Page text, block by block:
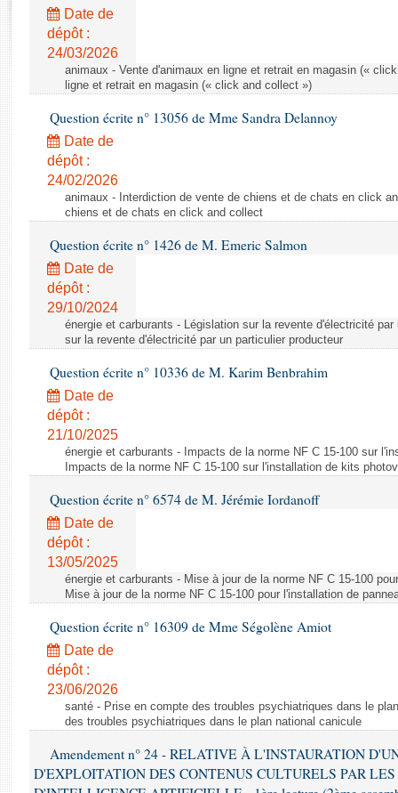
Rapports législatifs
Rapports sur l'application des lois
Baromètre de l’application des lois
Dossiers législatifs
Budget et sécurité sociale
Questions écrites et orales
Comptes rendus des débats
Date de
dépôt :
24/03/2026
animaux - Vente d'animaux en ligne et retrait en magasin («
ligne et retrait en magasin (« click and collect »)
Question écrite n° 13056 de Mme Sandra Delannoy
Date de
dépôt :
24/02/2026
animaux - Interdiction de vente de chiens et de chats en click
chiens et de chats en click and collect
Question écrite n° 1426 de M. Emeric Salmon
Date de
dépôt :
29/10/2024
énergie et carburants - Législation sur la revente d'électricité
sur la revente d'électricité par un particulier producteur
Question écrite n° 10336 de M. Karim Benbrahim
Date de
dépôt :
21/10/2025
énergie et carburants - Impacts de la norme NF C 15-100 sur
Impacts de la norme NF C 15-100 sur l'installation de kits
Question écrite n° 6574 de M. Jérémie Iordanoff
Date de
dépôt :
13/05/2025
énergie et carburants - Mise à jour de la norme NF C 15-100
Mise à jour de la norme NF C 15-100 pour l'installation de
Question écrite n° 16309 de Mme Ségolène Amiot
Date de
dépôt :
23/06/2026
santé - Prise en compte des troubles psychiatriques dans le
des troubles psychiatriques dans le plan national canicule
Amendement n° 24 - RELATIVE À L'INSTAURATION
D'EXPLOITATION DES CONTENUS CULTURELS PAR LES